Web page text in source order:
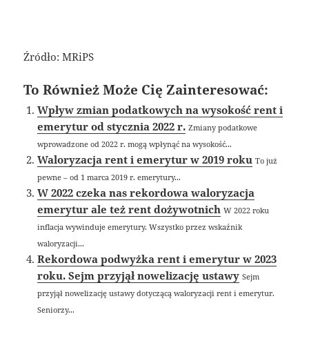
Źródło: MRiPS
To Również Może Cię Zainteresować:
Wpływ zmian podatkowych na wysokość rent i
emerytur od stycznia 2022 r. Zmiany podatkowe
wprowadzone od 2022 r. mogą wpłynąć na wysokość...
Waloryzacja rent i emerytur w 2019 roku To już
pewne – od 1 marca 2019 r. emerytury...
W 2022 czeka nas rekordowa waloryzacja
emerytur ale też rent dożywotnich W 2022 roku
inflacja wywinduje emerytury. Wszystko przez wskaźnik
waloryzacji...
Rekordowa podwyżka rent i emerytur w 2023
roku. Sejm przyjął nowelizację ustawy Sejm
przyjął nowelizację ustawy dotyczącą waloryzacji rent i emerytur.
Seniorzy...